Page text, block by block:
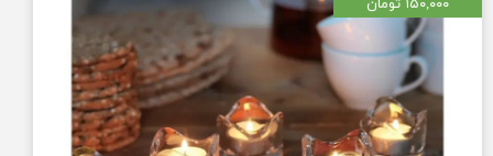
۱۵۰,۰۰۰ تومان